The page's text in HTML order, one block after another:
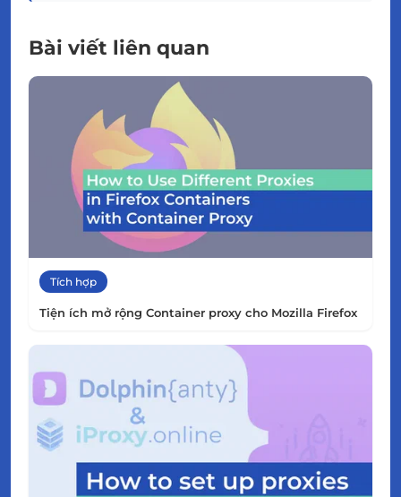
Bài viết liên quan
Tích hợp
Tiện ích mở rộng Container proxy cho Mozilla Firefox